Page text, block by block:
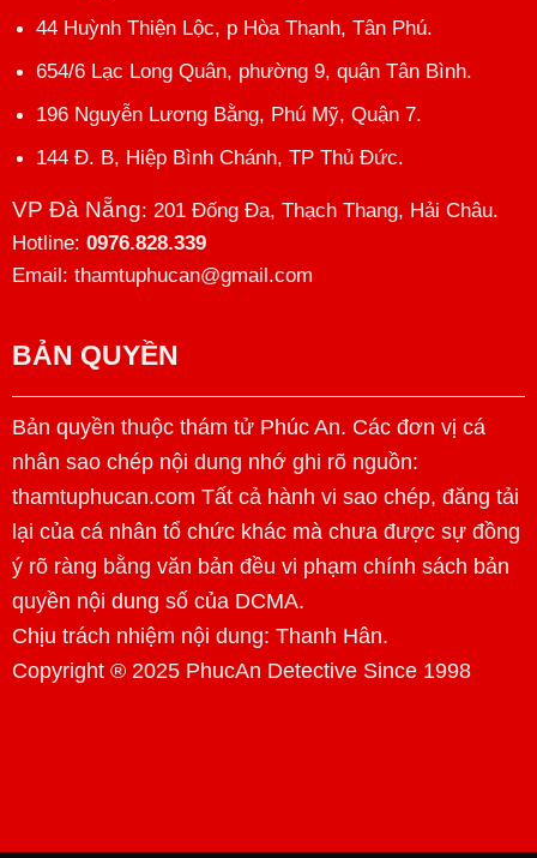
44 Huỳnh Thiện Lộc, p Hòa Thạnh, Tân Phú.
654/6 Lạc Long Quân, phường 9, quận Tân Bình.
196 Nguyễn Lương Bằng, Phú Mỹ, Quận 7.
144 Đ. B, Hiệp Bình Chánh, TP Thủ Đức.
VP Đà Nẵng: 201 Đống Đa, Thạch Thang, Hải Châu.
Hotline: 0976.828.339
Email: thamtuphucan@gmail.com
BẢN QUYỀN
Bản quyền thuộc thám tử Phúc An. Các đơn vị cá
nhân sao chép nội dung nhớ ghi rõ nguồn:
thamtuphucan.com Tất cả hành vi sao chép, đăng tải
lại của cá nhân tổ chức khác mà chưa được sự đồng
ý rõ ràng bằng văn bản đều vi phạm chính sách bản
quyền nội dung số của DCMA.
Chịu trách nhiệm nội dung: Thanh Hân.
Copyright ® 2025 PhucAn Detective Since 1998